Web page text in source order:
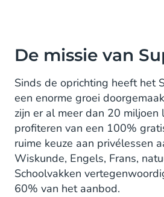
De missie van
Sinds de oprichting heeft het
een enorme groei
zijn er al meer dan 20 miljoen
profiteren van een 100%
ruime keuze aan privélessen
Wiskunde, Engels, Frans,
Schoolvakken
60% van het aanbod.